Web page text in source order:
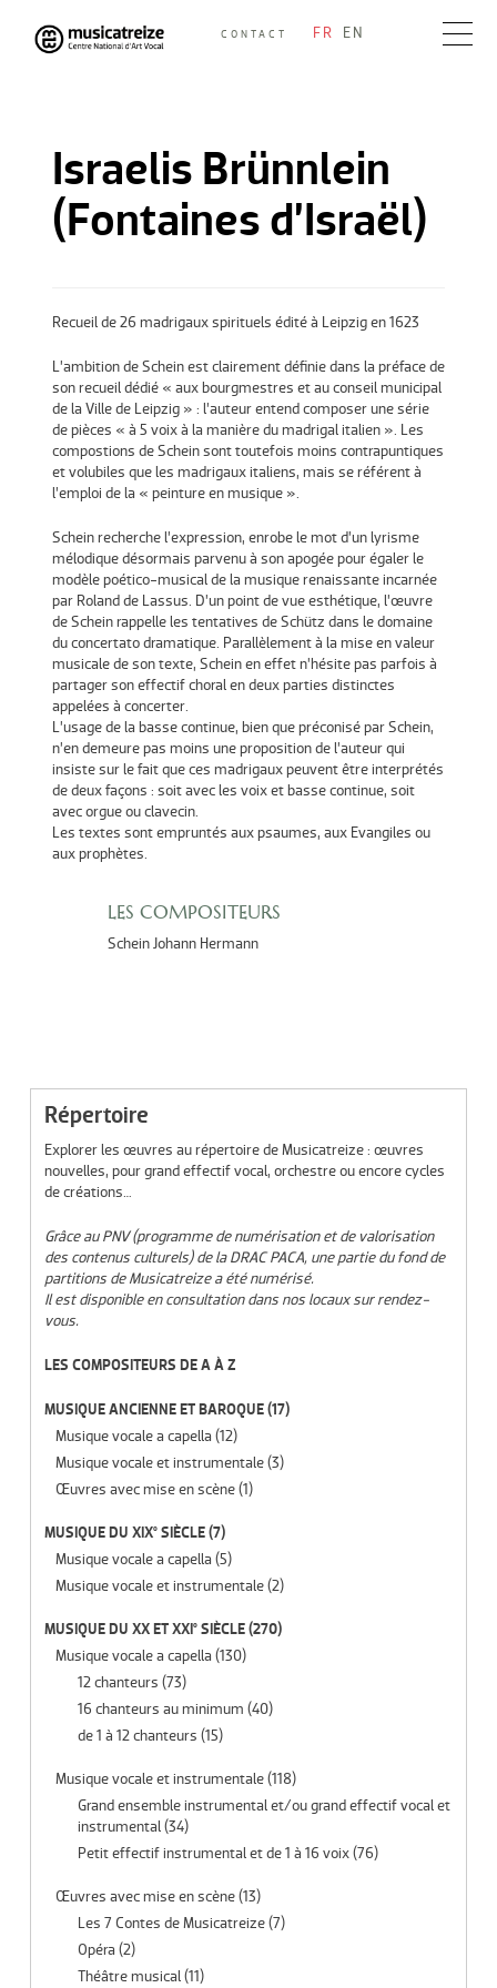
Skip
to
CONTACT FR EN
Israelis Brünnlein
(Fontaines d’Israël)
Recueil de 26 madrigaux spirituels édité à Leipzig en 1623
L’ambition de Schein est clairement définie dans la préface de
son recueil dédié « aux bourgmestres et au conseil municipal
de la Ville de Leipzig » : l’auteur entend composer une série
de pièces « à 5 voix à la manière du madrigal italien ». Les
compostions de Schein sont toutefois moins contrapuntiques
et volubiles que les madrigaux italiens, mais se référent à
l’emploi de la « peinture en musique ».
Schein recherche l’expression, enrobe le mot d’un lyrisme
mélodique désormais parvenu à son apogée pour égaler le
modèle poético-musical de la musique renaissante incarnée
par Roland de Lassus. D’un point de vue esthétique, l’œuvre
de Schein rappelle les tentatives de Schütz dans le domaine
du concertato dramatique. Parallèlement à la mise en valeur
musicale de son texte, Schein en effet n’hésite pas parfois à
partager son effectif choral en deux parties distinctes
appelées à concerter.
L’usage de la basse continue, bien que préconisé par Schein,
n’en demeure pas moins une proposition de l’auteur qui
insiste sur le fait que ces madrigaux peuvent être interprétés
de deux façons : soit avec les voix et basse continue, soit
avec orgue ou clavecin.
Les textes sont empruntés aux psaumes, aux Evangiles ou
aux prophètes.
LES COMPOSITEURS
Schein Johann Hermann
Répertoire
Explorer les œuvres au répertoire de Musicatreize : œuvres
nouvelles, pour grand effectif vocal, orchestre ou encore cycles
de créations…
Grâce au PNV (programme de numérisation et de valorisation
des contenus culturels) de la DRAC PACA, une partie du fond de
partitions de Musicatreize a été numérisé.
Il est disponible en consultation dans nos locaux sur rendez-
vous.
LES COMPOSITEURS DE A À Z
MUSIQUE ANCIENNE ET BAROQUE(17)
Musique vocale a capella (12)
Musique vocale et instrumentale(3)
Œuvres avec mise en scène(1)
MUSIQUE DU XIX° SIÈCLE(7)
Musique vocale a capella (5)
Musique vocale et instrumentale(2)
MUSIQUE DU XX ET XXI° SIÈCLE(270)
Musique vocale a capella (130)
12 chanteurs (73)
16 chanteurs au minimum (40)
de 1 à 12 chanteurs (15)
Musique vocale et instrumentale(118)
Grand ensemble instrumental et/ou grand effectif vocal et
instrumental(34)
Petit effectif instrumental et de 1 à 16 voix(76)
Œuvres avec mise en scène(13)
Les 7 Contes de Musicatreize(7)
Opéra (2)
Théâtre musical(11)